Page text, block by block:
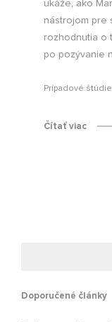
ukáže, ako
nástrojom pre
rozhodnutia o
po pozývanie
Prípadové štúdie
Čítať viac
Doporučené články